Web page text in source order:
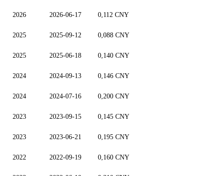
2026 2026-06-17 0,112 CNY
2025 2025-09-12 0,088 CNY
2025 2025-06-18 0,140 CNY
2024 2024-09-13 0,146 CNY
2024 2024-07-16 0,200 CNY
2023 2023-09-15 0,145 CNY
2023 2023-06-21 0,195 CNY
2022 2022-09-19 0,160 CNY